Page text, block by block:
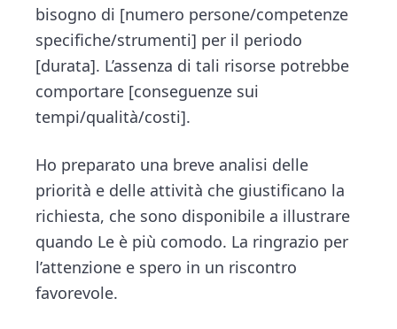
bisogno di [numero persone/competenze
specifiche/strumenti] per il periodo
[durata]. L’assenza di tali risorse potrebbe
comportare [conseguenze sui
tempi/qualità/costi].
Ho preparato una breve analisi delle
priorità e delle attività che giustificano la
richiesta, che sono disponibile a illustrare
quando Le è più comodo. La ringrazio per
l’attenzione e spero in un riscontro
favorevole.